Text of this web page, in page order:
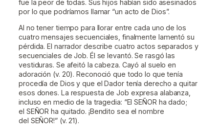
fue la peor de todas. Sus hijos habían sido asesinados
por lo que podríamos llamar “un acto de Dios”.
Al no tener tiempo para llorar entre cada uno de los
cuatro mensajes secuenciales, finalmente lamentó su
pérdida. El narrador describe cuatro actos separados y
secuenciales de Job. Él se levantó. Se rasgó las
vestiduras. Se afeitó la cabeza. Cayó al suelo en
adoración (v. 20). Reconoció que todo lo que tenía
procedía de Dios y que el Dador tenía derecho a quitar
esos dones. La respuesta de Job expresa alabanza,
incluso en medio de la tragedia: “El SEÑOR ha dado;
el SEÑOR ha quitado. ¡Bendito sea el nombre
del SEÑOR!” (v. 21).